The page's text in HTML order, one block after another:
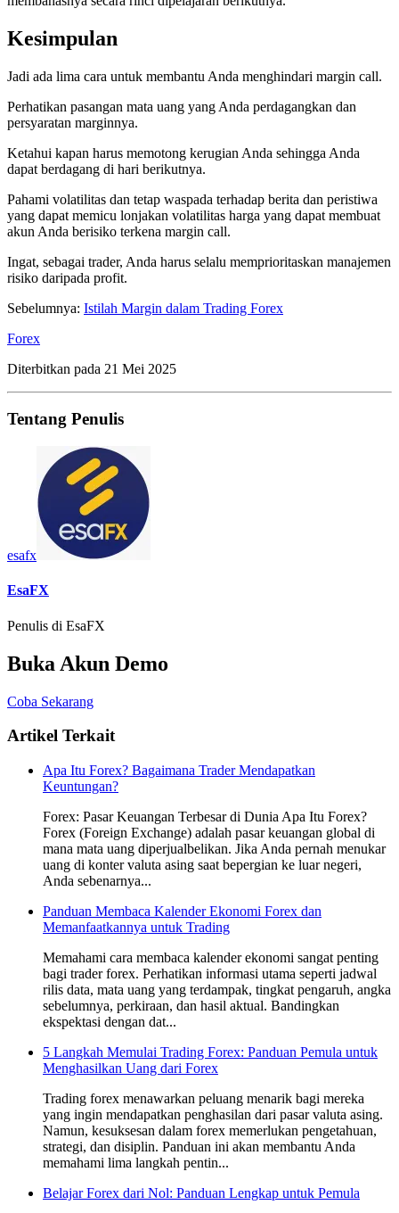
Kesimpulan
Jadi ada lima cara untuk membantu Anda menghindari margin call.
Perhatikan pasangan mata uang yang Anda perdagangkan dan
persyaratan marginnya.
Ketahui kapan harus memotong kerugian Anda sehingga Anda
dapat berdagang di hari berikutnya.
Pahami volatilitas dan tetap waspada terhadap berita dan peristiwa
yang dapat memicu lonjakan volatilitas harga yang dapat membuat
akun Anda berisiko terkena margin call.
Ingat, sebagai trader, Anda harus selalu memprioritaskan manajemen
risiko daripada profit.
Sebelumnya: Istilah Margin dalam Trading Forex
Forex
Diterbitkan pada 21 Mei 2025
Tentang Penulis
esafx
EsaFX
Penulis di EsaFX
Buka Akun Demo
Coba Sekarang
Artikel Terkait
Apa Itu Forex? Bagaimana Trader Mendapatkan
Keuntungan?
Forex: Pasar Keuangan Terbesar di Dunia Apa Itu Forex?
Forex (Foreign Exchange) adalah pasar keuangan global di
mana mata uang diperjualbelikan. Jika Anda pernah menukar
uang di konter valuta asing saat bepergian ke luar negeri,
Anda sebenarnya...
Panduan Membaca Kalender Ekonomi Forex dan
Memanfaatkannya untuk Trading
Memahami cara membaca kalender ekonomi sangat penting
bagi trader forex. Perhatikan informasi utama seperti jadwal
rilis data, mata uang yang terdampak, tingkat pengaruh, angka
sebelumnya, perkiraan, dan hasil aktual. Bandingkan
ekspektasi dengan dat...
5 Langkah Memulai Trading Forex: Panduan Pemula untuk
Menghasilkan Uang dari Forex
Trading forex menawarkan peluang menarik bagi mereka
yang ingin mendapatkan penghasilan dari pasar valuta asing.
Namun, kesuksesan dalam forex memerlukan pengetahuan,
strategi, dan disiplin. Panduan ini akan membantu Anda
memahami lima langkah pentin...
Belajar Forex dari Nol: Panduan Lengkap untuk Pemula